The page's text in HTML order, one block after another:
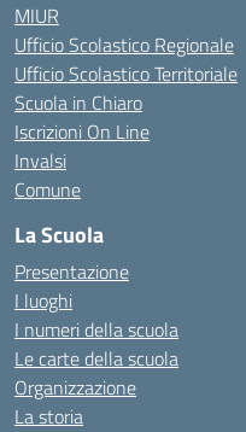
MIUR
Ufficio Scolastico Regionale
Ufficio Scolastico Territoriale
Scuola in Chiaro
Iscrizioni On Line
Invalsi
Comune
La Scuola
Presentazione
I luoghi
I numeri della scuola
Le carte della scuola
Organizzazione
La storia